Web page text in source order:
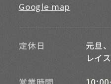
Google map
定休日
元旦
レイ